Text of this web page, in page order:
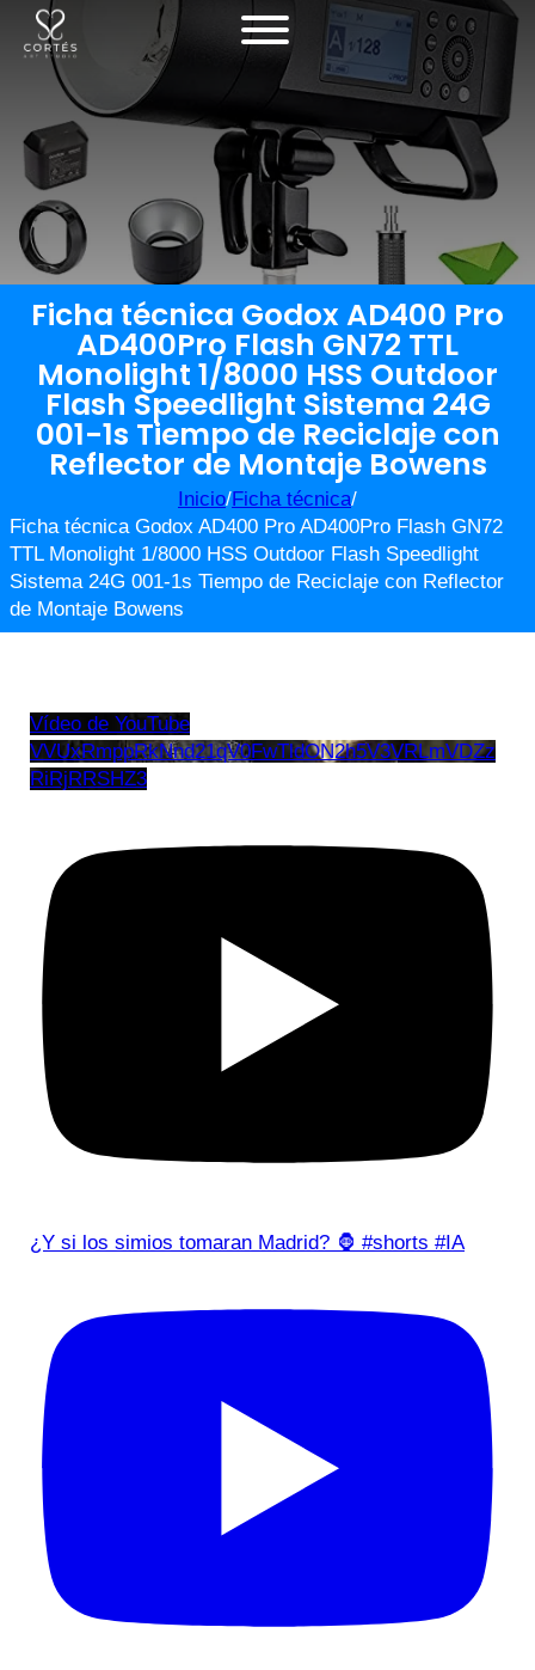
Ficha técnica Godox AD400 Pro
AD400Pro Flash GN72 TTL
Monolight 1/8000 HSS Outdoor
Flash Speedlight Sistema 24G
001-1s Tiempo de Reciclaje con
Reflector de Montaje Bowens
Inicio/Ficha técnica/
Ficha técnica Godox AD400 Pro AD400Pro Flash GN72
TTL Monolight 1/8000 HSS Outdoor Flash Speedlight
Sistema 24G 001-1s Tiempo de Reciclaje con Reflector
de Montaje Bowens
Vídeo de YouTube
VVUxRmppRkNnd21qV0FwTldON2h5V3VRLmVDZz
RiRjRRSHZ3
¿Y si los simios tomaran Madrid? 🦍 #shorts #IA